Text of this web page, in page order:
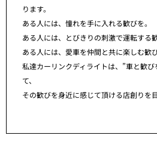
ります。
ある人には、憧れを手に入れる歓びを。
ある人には、とびきりの刺激で運転する歓
ある人には、愛車を仲間と共に楽しむ歓び
私達カーリンクディライトは、”車と歓
て、
その歓びを身近に感じて頂ける店創りを